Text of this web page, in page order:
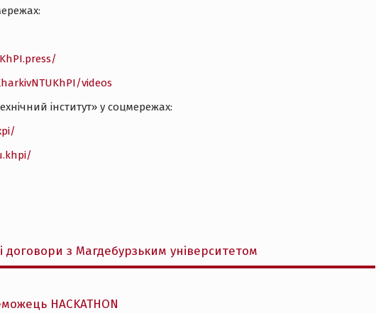
videos
інститут» у соцмережах:
договори з Магдебурзьким університетом
HACKATHON